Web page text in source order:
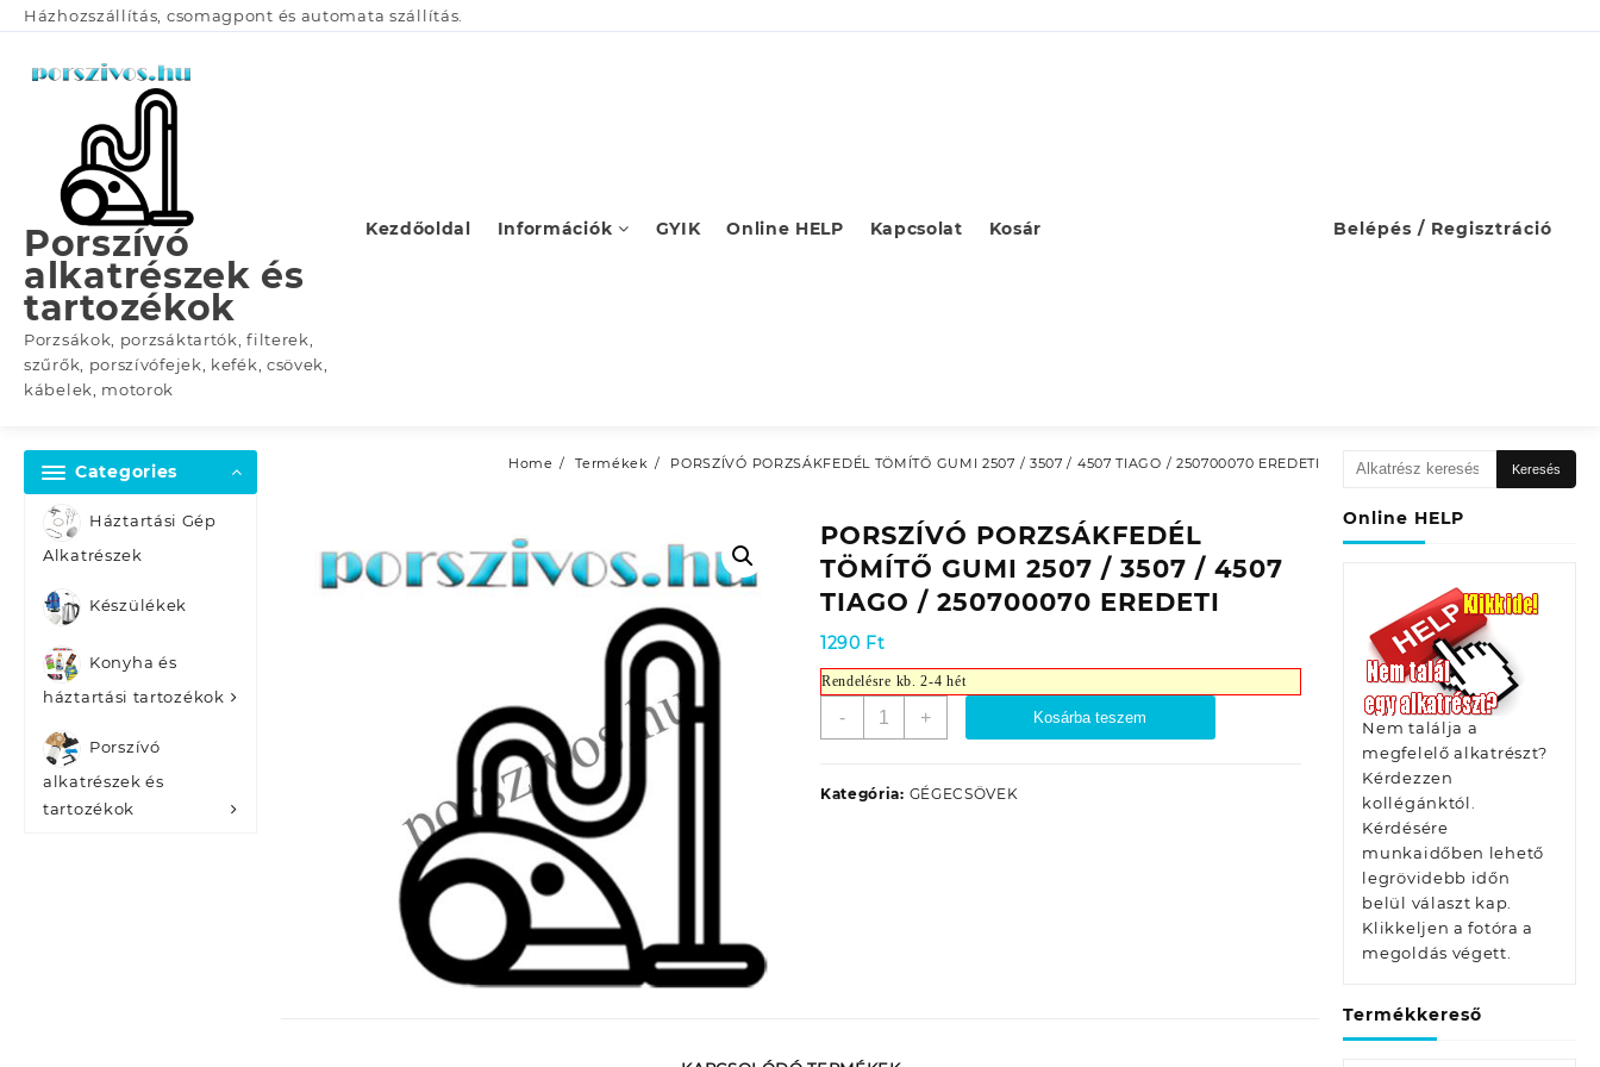
Skip
to
Házhozszállítás, csomagpont és automata szállítás.
Porszívó
alkatrészek és
tartozékok
Porzsákok, porzsáktartók, filterek,
szűrők, porszívófejek, kefék, csövek,
kábelek, motorok
Kezdőoldal Információk GYIK Online HELP Kapcsolat Kosár Belépés / Regisztráció
Categories
Háztartási Gép
Alkatrészek
Készülékek
Konyha és
háztartási tartozékok
Porszívó
alkatrészek és
tartozékok
Home Termékek PORSZÍVÓ PORZSÁKFEDÉL TÖMÍTŐ GUMI 2507 / 3507 / 4507 TIAGO / 250700070 EREDETI
PORSZÍVÓ PORZSÁKFEDÉL
TÖMÍTŐ GUMI 2507 / 3507 / 4507
TIAGO / 250700070 EREDETI
1290 Ft
Rendelésre kb. 2-4 hét
-
PORSZÍVÓ
GUMI
2507
+ Kosárba teszem
Kategória: GÉGECSÖVEK
Keresés
következőre:
Keresés
Online HELP
Nem találja a
megfelelő alkatrészt?
Kérdezzen
kollégánktól.
Kérdésére
munkaidőben lehető
legrövidebb időn
belül választ kap.
Klikkeljen a fotóra a
megoldás végett.
Termékkereső